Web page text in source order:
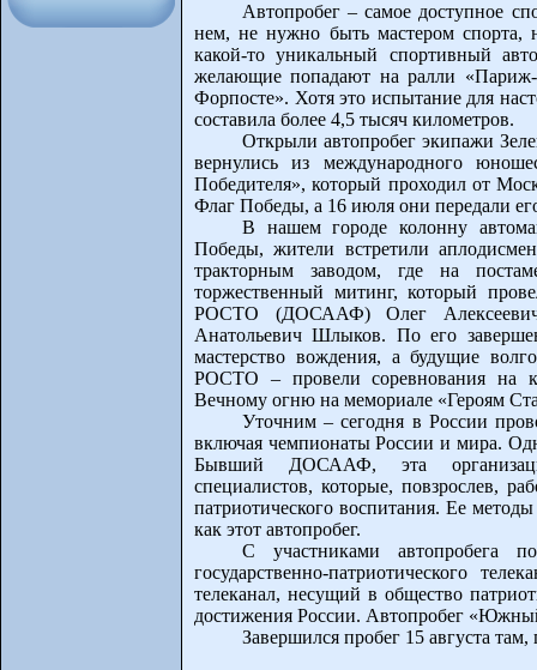
Автопробег – самое доступное
нем, не нужно быть мастером спорта,
какой-то уникальный спортивный
желающие попадают на ралли
Форпосте». Хотя это испытание для
составила более 4,5 тысяч километров.
Открыли автопробег экипажи
вернулись из международного
Победителя», который проходил от
Флаг Победы, а 16 июля они передали
В нашем городе колонну
Победы, жители встретили
тракторным заводом, где на
торжественный митинг, который
РОСТО (ДОСААФ) Олег
Анатольевич Шлыков. По его
мастерство вождения, а будущие
РОСТО – провели соревнования на
Вечному огню на мемориале «Героям
Уточним – сегодня в России
включая чемпионаты России и мира.
Бывший ДОСААФ, эта
специалистов, которые, повзрослев,
патриотического воспитания. Ее
как этот автопробег.
С участниками автопробега
государственно-патриотического
телеканал, несущий в общество
достижения России. Автопробег
Завершился пробег 15 августа